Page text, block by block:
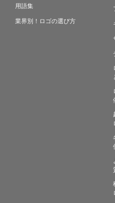
用語集
業界別！ロゴの選び方